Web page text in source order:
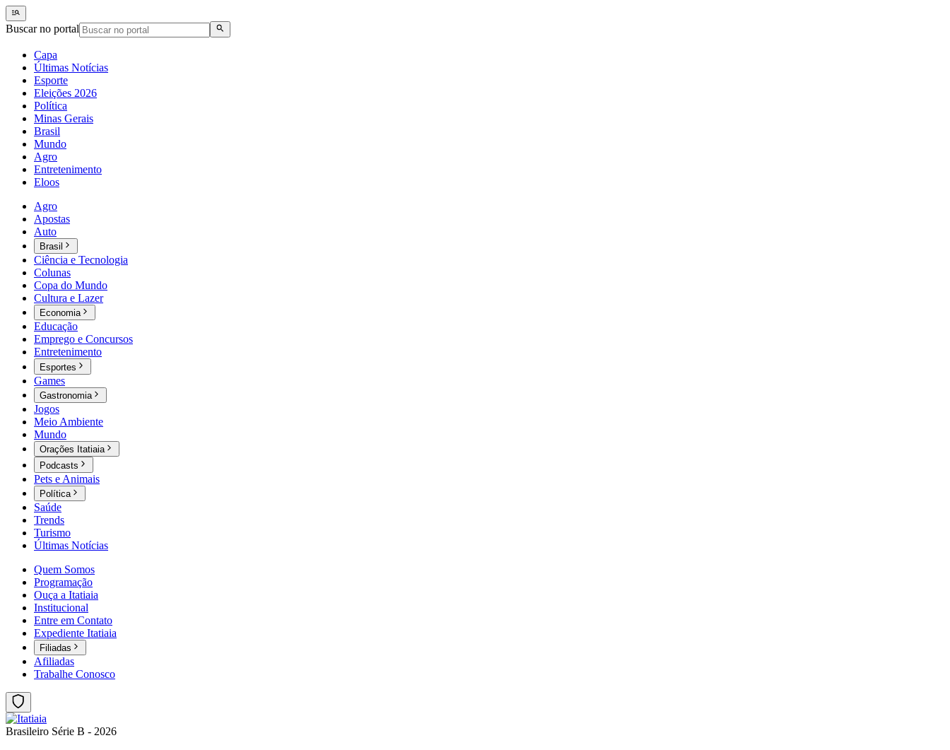
Buscar no portal
Capa
Últimas Notícias
Esporte
Eleições 2026
Política
Minas Gerais
Brasil
Mundo
Agro
Entretenimento
Eloos
Agro
Apostas
Auto
Brasil
Ciência e Tecnologia
Colunas
Copa do Mundo
Cultura e Lazer
Economia
Educação
Emprego e Concursos
Entretenimento
Esportes
Games
Gastronomia
Jogos
Meio Ambiente
Mundo
Orações Itatiaia
Podcasts
Pets e Animais
Política
Saúde
Trends
Turismo
Últimas Notícias
Quem Somos
Programação
Ouça a Itatiaia
Institucional
Entre em Contato
Expediente Itatiaia
Filiadas
Afiliadas
Trabalhe Conosco
Brasileiro Série B - 2026